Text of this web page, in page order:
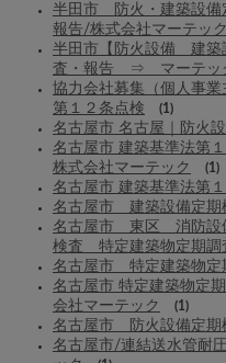
半田市 防火・建築設備
報告/株式会社マーテック
半田市【防火設備 建築
査・報告 ⇒ マーテッ
協力会社募集（個人事
第１２条点検
(1)
名古屋市 名古屋｜防火
名古屋市 建築基準法第
株式会社マーテック
(1)
名古屋市 建築基準法第
名古屋市 建築設備定期
名古屋市 東区 消防設
検査 特定建築物定期
名古屋市 特定建築物定
名古屋市 特定建築物定
会社マーテック
(1)
名古屋市 防火設備定期
名古屋市/連結送水管耐